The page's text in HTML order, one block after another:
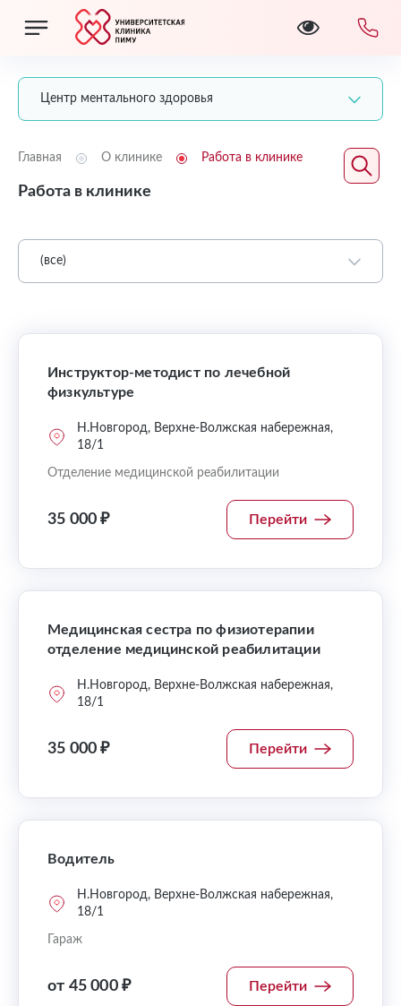
Центр ментального здоровья
Главная О клинике Работа в клинике
Работа в клинике
(все)
Инструктор-методист по лечебной
физкультуре
Н.Новгород, Верхне-Волжская набережная,
18/1
Отделение медицинской реабилитации
35 000 ₽ Перейти
Медицинская сестра по физиотерапии
отделение медицинской реабилитации
Н.Новгород, Верхне-Волжская набережная,
18/1
35 000 ₽ Перейти
Водитель
Н.Новгород, Верхне-Волжская набережная,
18/1
Гараж
от 45 000 ₽ Перейти